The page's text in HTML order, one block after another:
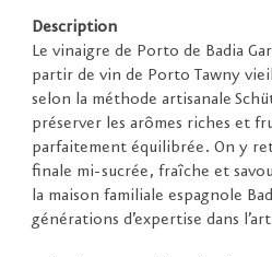
Description
Le vinaigre de Porto de Badia
partir de vin de Porto Tawny
selon la méthode artisanale
préserver les arômes riches et
parfaitement équilibrée. On y
finale mi-sucrée, fraîche et
la maison familiale espagnole
générations d’expertise dans